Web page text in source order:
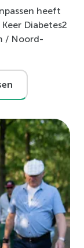
heeft
Diabetes2
/ Noord-